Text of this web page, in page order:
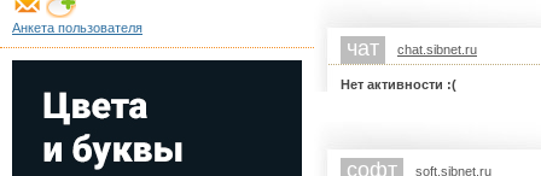
чат chat.sibnet.ru
Нет активности :(
софт soft.sibnet.ru
Анкета пользователя